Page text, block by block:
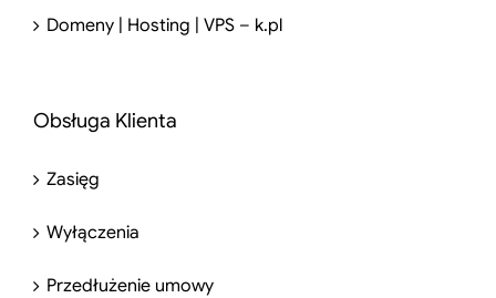
Domeny | Hosting | VPS – k.pl
Obsługa Klienta
Zasięg
Wyłączenia
Przedłużenie umowy